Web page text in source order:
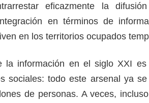
eficazmente la
en términos de
en los territorios ocupados
la información en el siglo XXI
sociales: todo este arsenal ya
de personas. A veces,